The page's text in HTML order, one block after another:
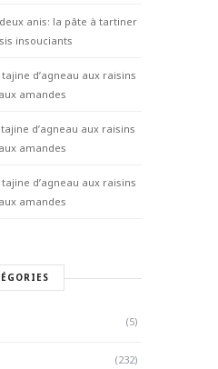
anis: la pâte à tartiner
insouciants
d’agneau aux raisins
amandes
d’agneau aux raisins
amandes
d’agneau aux raisins
amandes
(5)
(232)